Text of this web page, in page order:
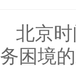
北京
务困境